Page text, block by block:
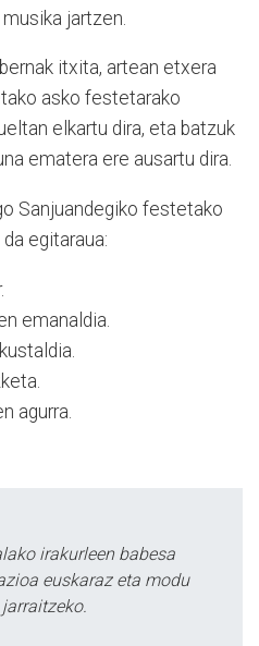
jartzen.
itxita, artean etxera
asko festetarako
elkartu dira, eta batzuk
ematera ere ausartu dira.
Sanjuandegiko festetako
egitaraua:
emanaldia.
agurra.
irakurleen babesa
euskaraz eta modu